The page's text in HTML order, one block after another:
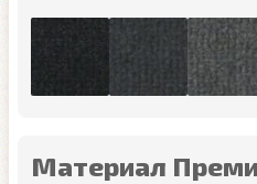
Материал